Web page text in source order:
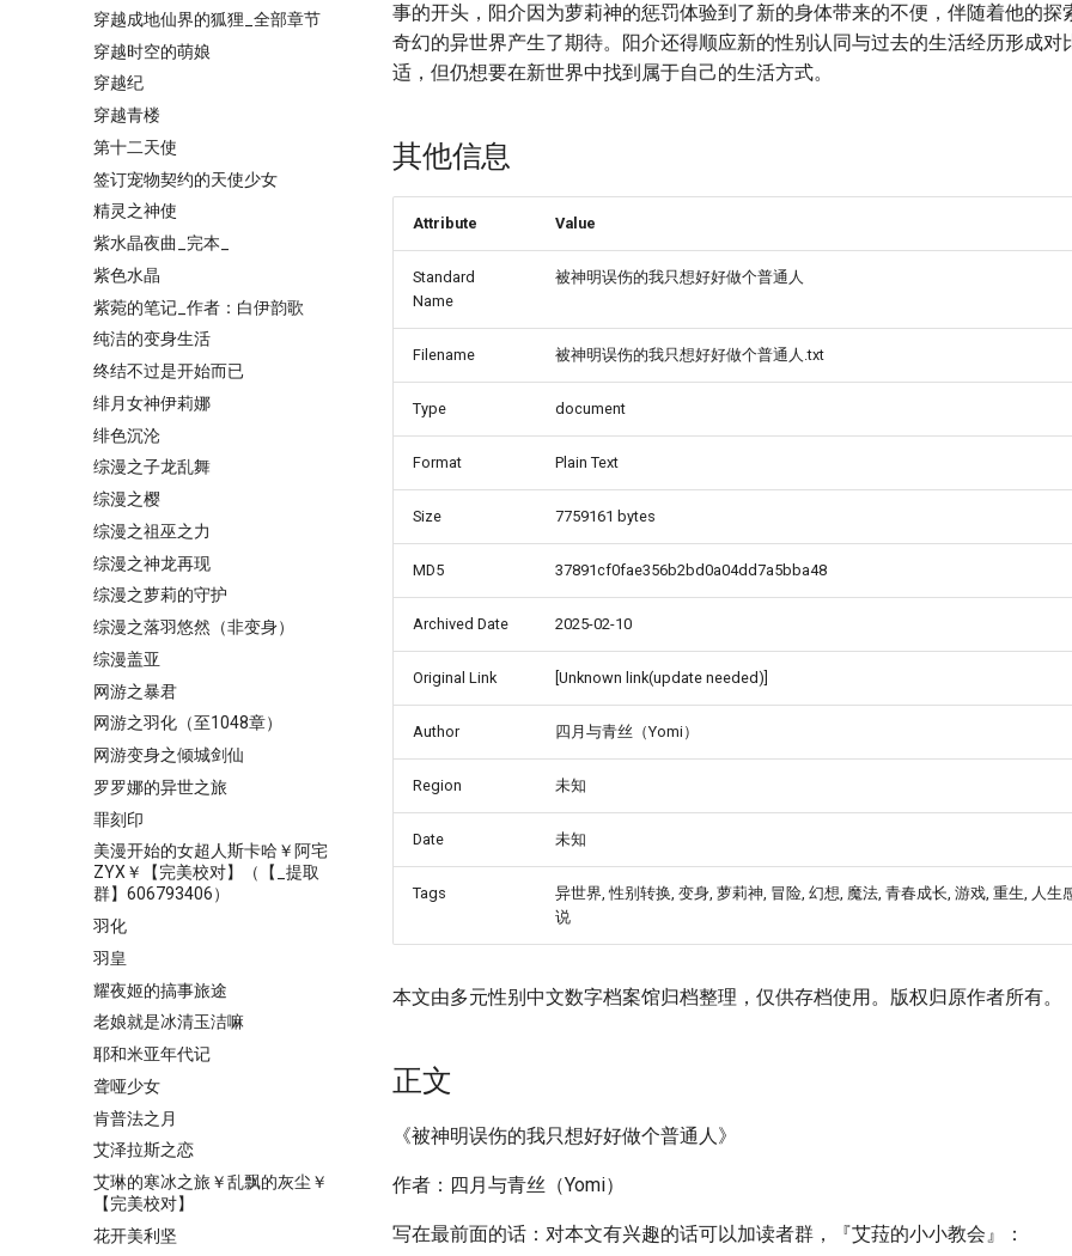
穿越成地仙界的狐狸_全部章节
穿越时空的萌娘
穿越纪
穿越青楼
第十二天使
签订宠物契约的天使少女
精灵之神使
紫水晶夜曲_完本_
紫色水晶
紫菀的笔记_作者：白伊韵歌
纯洁的变身生活
终结不过是开始而已
绯月女神伊莉娜
绯色沉沦
综漫之子龙乱舞
综漫之樱
综漫之祖巫之力
综漫之神龙再现
综漫之萝莉的守护
综漫之落羽悠然（非变身）
综漫盖亚
网游之暴君
网游之羽化（至1048章）
网游变身之倾城剑仙
罗罗娜的异世之旅
罪刻印
美漫开始的女超人斯卡哈￥阿宅
ZYX￥【完美校对】（【_提取
群】606793406）
羽化
羽皇
耀夜姬的搞事旅途
老娘就是冰清玉洁嘛
耶和米亚年代记
聋哑少女
肯普法之月
艾泽拉斯之恋
艾琳的寒冰之旅￥乱飘的灰尘￥
【完美校对】
花开美利坚
事的开头，阳介因为萝莉神的惩罚体验到了新的身体带来的不便，伴随着他的探
奇幻的异世界产生了期待。阳介还得顺应新的性别认同与过去的生活经历形成对
适，但仍想要在新世界中找到属于自己的生活方式。
其他信息
Attribute Value
Standard
Name
被神明误伤的我只想好好做个普通人
Filename 被神明误伤的我只想好好做个普通人.txt
Type document
Format Plain Text
Size 7759161 bytes
MD5 37891cf0fae356b2bd0a04dd7a5bba48
Archived Date 2025-02-10
Original Link [Unknown link(update needed)]
Author 四月与青丝（Yomi）
Region 未知
Date 未知
Tags
异世界, 性别转换, 变身, 萝莉神, 冒险, 幻想, 魔法, 青春成长, 游戏, 重生, 人生
说
本文由多元性别中文数字档案馆归档整理，仅供存档使用。版权归原作者所有。
正文
《被神明误伤的我只想好好做个普通人》
作者：四月与青丝（Yomi）
写在最前面的话：对本文有兴趣的话可以加读者群，『艾菈的小小教会』：